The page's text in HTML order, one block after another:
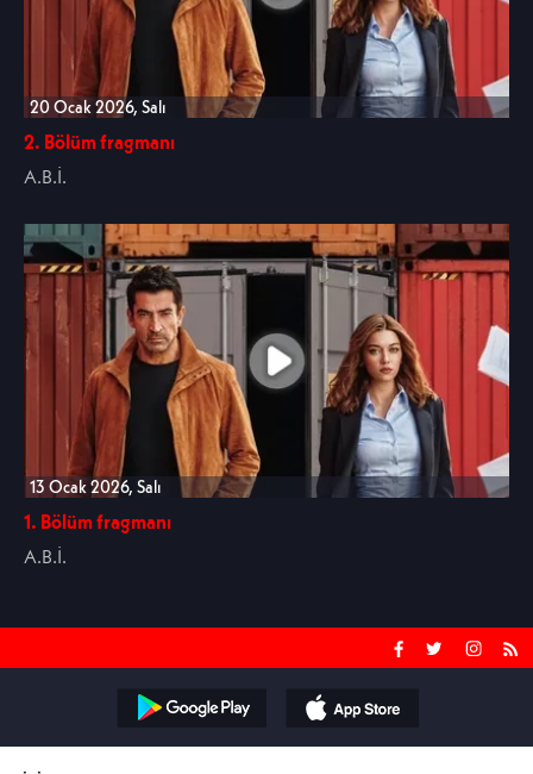
20 Ocak 2026, Salı
2. Bölüm fragmanı
A.B.İ.
13 Ocak 2026, Salı
1. Bölüm fragmanı
A.B.İ.